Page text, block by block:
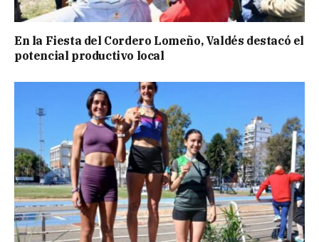
En la Fiesta del Cordero Lomeño, Valdés destacó el
potencial productivo local